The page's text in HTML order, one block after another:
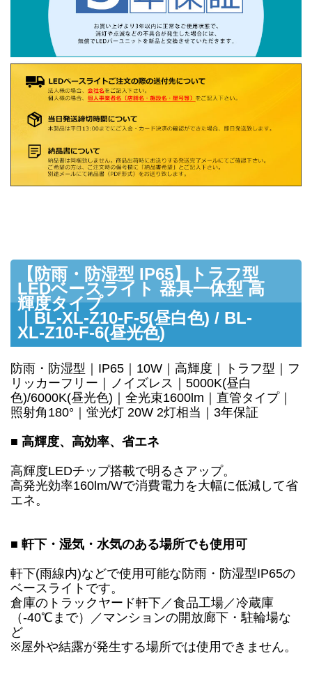
【防雨・防湿型 IP65】トラフ型
LEDベースライト 器具一体型 高
輝度タイプ
｜BL-XL-Z10-F-5(昼白色) / BL-
XL-Z10-F-6(昼光色)
防雨・防湿型｜IP65｜10W｜高輝度｜トラフ型｜フ
リッカーフリー｜ノイズレス｜5000K(昼白
色)/6000K(昼光色)｜全光束1600lm｜直管タイプ｜
照射角180°｜蛍光灯 20W 2灯相当｜3年保証
■ 高輝度、高効率、省エネ
高輝度LEDチップ搭載で明るさアップ。
高発光効率160lm/Wで消費電力を大幅に低減して省
エネ。
■ 軒下・湿気・水気のある場所でも使用可
軒下(雨線内)などで使用可能な防雨・防湿型IP65の
ベースライトです。
倉庫のトラックヤード軒下／食品工場／冷蔵庫
（-40℃まで）／マンションの開放廊下・駐輪場な
ど
※屋外や結露が発生する場所では使用できません。